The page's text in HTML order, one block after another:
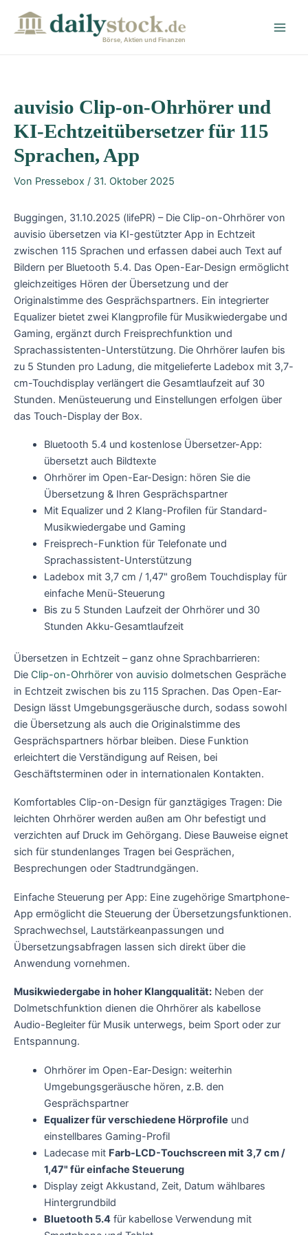
Börse, Aktien und Finanzen
auvisio Clip-on-Ohrhörer und
KI-Echtzeitübersetzer für 115
Sprachen, App
Von Pressebox / 31. Oktober 2025
Buggingen, 31.10.2025 (lifePR) – Die Clip-on-Ohrhörer von
auvisio übersetzen via KI-gestützter App in Echtzeit
zwischen 115 Sprachen und erfassen dabei auch Text auf
Bildern per Bluetooth 5.4. Das Open-Ear-Design ermöglicht
gleichzeitiges Hören der Übersetzung und der
Originalstimme des Gesprächspartners. Ein integrierter
Equalizer bietet zwei Klangprofile für Musikwiedergabe und
Gaming, ergänzt durch Freisprechfunktion und
Sprachassistenten-Unterstützung. Die Ohrhörer laufen bis
zu 5 Stunden pro Ladung, die mitgelieferte Ladebox mit 3,7-
cm-Touchdisplay verlängert die Gesamtlaufzeit auf 30
Stunden. Menüsteuerung und Einstellungen erfolgen über
das Touch-Display der Box.
Bluetooth 5.4 und kostenlose Übersetzer-App:
übersetzt auch Bildtexte
Ohrhörer im Open-Ear-Design: hören Sie die
Übersetzung & Ihren Gesprächspartner
Mit Equalizer und 2 Klang-Profilen für Standard-
Musikwiedergabe und Gaming
Freisprech-Funktion für Telefonate und
Sprachassistent-Unterstützung
Ladebox mit 3,7 cm / 1,47" großem Touchdisplay für
einfache Menü-Steuerung
Bis zu 5 Stunden Laufzeit der Ohrhörer und 30
Stunden Akku-Gesamtlaufzeit
Übersetzen in Echtzeit – ganz ohne Sprachbarrieren:
Die Clip-on-Ohrhörer von auvisio dolmetschen Gespräche
in Echtzeit zwischen bis zu 115 Sprachen. Das Open-Ear-
Design lässt Umgebungsgeräusche durch, sodass sowohl
die Übersetzung als auch die Originalstimme des
Gesprächspartners hörbar bleiben. Diese Funktion
erleichtert die Verständigung auf Reisen, bei
Geschäftsterminen oder in internationalen Kontakten.
Komfortables Clip-on-Design für ganztägiges Tragen: Die
leichten Ohrhörer werden außen am Ohr befestigt und
verzichten auf Druck im Gehörgang. Diese Bauweise eignet
sich für stundenlanges Tragen bei Gesprächen,
Besprechungen oder Stadtrundgängen.
Einfache Steuerung per App: Eine zugehörige Smartphone-
App ermöglicht die Steuerung der Übersetzungsfunktionen.
Sprachwechsel, Lautstärkeanpassungen und
Übersetzungsabfragen lassen sich direkt über die
Anwendung vornehmen.
Musikwiedergabe in hoher Klangqualität: Neben der
Dolmetschfunktion dienen die Ohrhörer als kabellose
Audio-Begleiter für Musik unterwegs, beim Sport oder zur
Entspannung.
Ohrhörer im Open-Ear-Design: weiterhin
Umgebungsgeräusche hören, z.B. den
Gesprächspartner
Equalizer für verschiedene Hörprofile und
einstellbares Gaming-Profil
Ladecase mit Farb-LCD-Touchscreen mit 3,7 cm /
1,47" für einfache Steuerung
Display zeigt Akkustand, Zeit, Datum wählbares
Hintergrundbild
Bluetooth 5.4für kabellose Verwendung mit